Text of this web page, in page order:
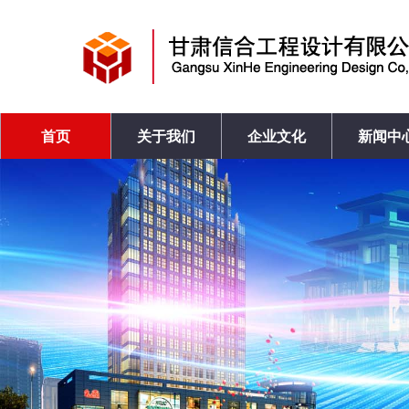
首页 关于我们 企业文化 新闻中